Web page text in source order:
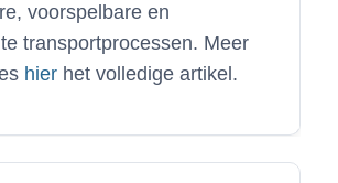
voorspelbare en
transportprocessen. Meer
hierhet volledige artikel.